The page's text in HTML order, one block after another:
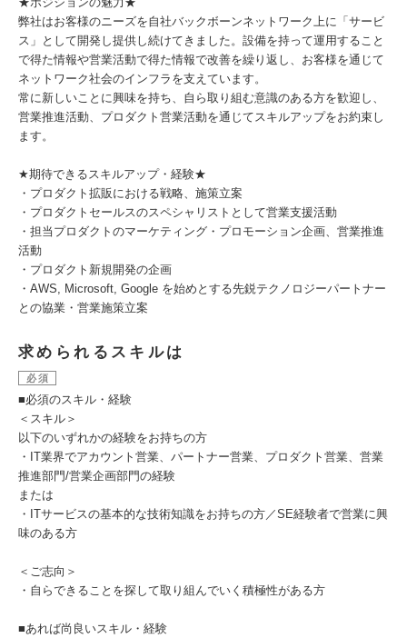
弊社はお客様のニーズを自社バックボーンネットワーク上に「サービ
ス」として開発し提供し続けてきました。設備を持って運用すること
で得た情報や営業活動で得た情報で改善を繰り返し、お客様を通じて
ネットワーク社会のインフラを支えています。
常に新しいことに興味を持ち、自ら取り組む意識のある方を歓迎し、
営業推進活動、プロダクト営業活動を通じてスキルアップをお約束し
ます。
★期待できるスキルアップ・経験★
・プロダクト拡販における戦略、施策立案
・プロダクトセールスのスペシャリストとして営業支援活動
・担当プロダクトのマーケティング・プロモーション企画、営業推進
活動
・プロダクト新規開発の企画
・AWS, Microsoft, Google を始めとする先鋭テクノロジーパートナー
との協業・営業施策立案
求められるスキルは
必須
■必須のスキル・経験
＜スキル＞
以下のいずれかの経験をお持ちの方
・IT業界でアカウント営業、パートナー営業、プロダクト営業、営業
推進部門/営業企画部門の経験
または
・ITサービスの基本的な技術知識をお持ちの方／SE経験者で営業に興
味のある方
＜ご志向＞
・自らできることを探して取り組んでいく積極性がある方
■あれば尚良いスキル・経験